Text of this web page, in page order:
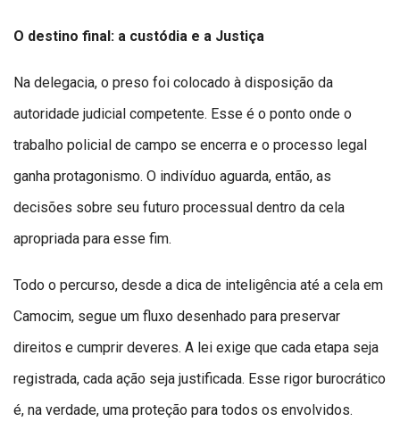
O destino final: a custódia e a Justiça
Na delegacia, o preso foi colocado à disposição da
autoridade judicial competente. Esse é o ponto onde o
trabalho policial de campo se encerra e o processo legal
ganha protagonismo. O indivíduo aguarda, então, as
decisões sobre seu futuro processual dentro da cela
apropriada para esse fim.
Todo o percurso, desde a dica de inteligência até a cela em
Camocim, segue um fluxo desenhado para preservar
direitos e cumprir deveres. A lei exige que cada etapa seja
registrada, cada ação seja justificada. Esse rigor burocrático
é, na verdade, uma proteção para todos os envolvidos.